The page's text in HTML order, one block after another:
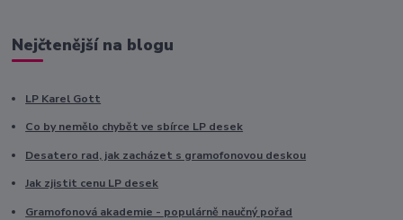
Nejčtenější na blogu
LP Karel Gott
Co by nemělo chybět ve sbírce LP desek
Desatero rad, jak zacházet s gramofonovou deskou
Jak zjistit cenu LP desek
Gramofonová akademie - populárně naučný pořad